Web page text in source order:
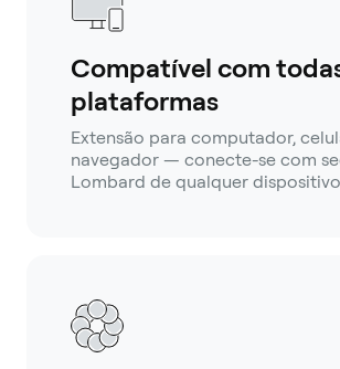
Compatível com
plataformas
Extensão para computador,
navegador — conecte-se com
Lombard de qualquer